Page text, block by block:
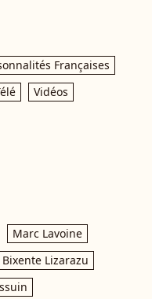
Françaises
Vidéos
Marc Lavoine
Bixente Lizarazu